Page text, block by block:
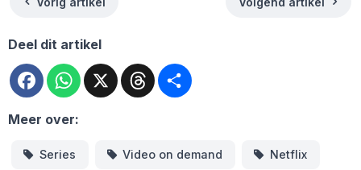
Deel dit artikel
FacebookWhatsApp
X Threads
Meer over:
Series Video on demand Netflix